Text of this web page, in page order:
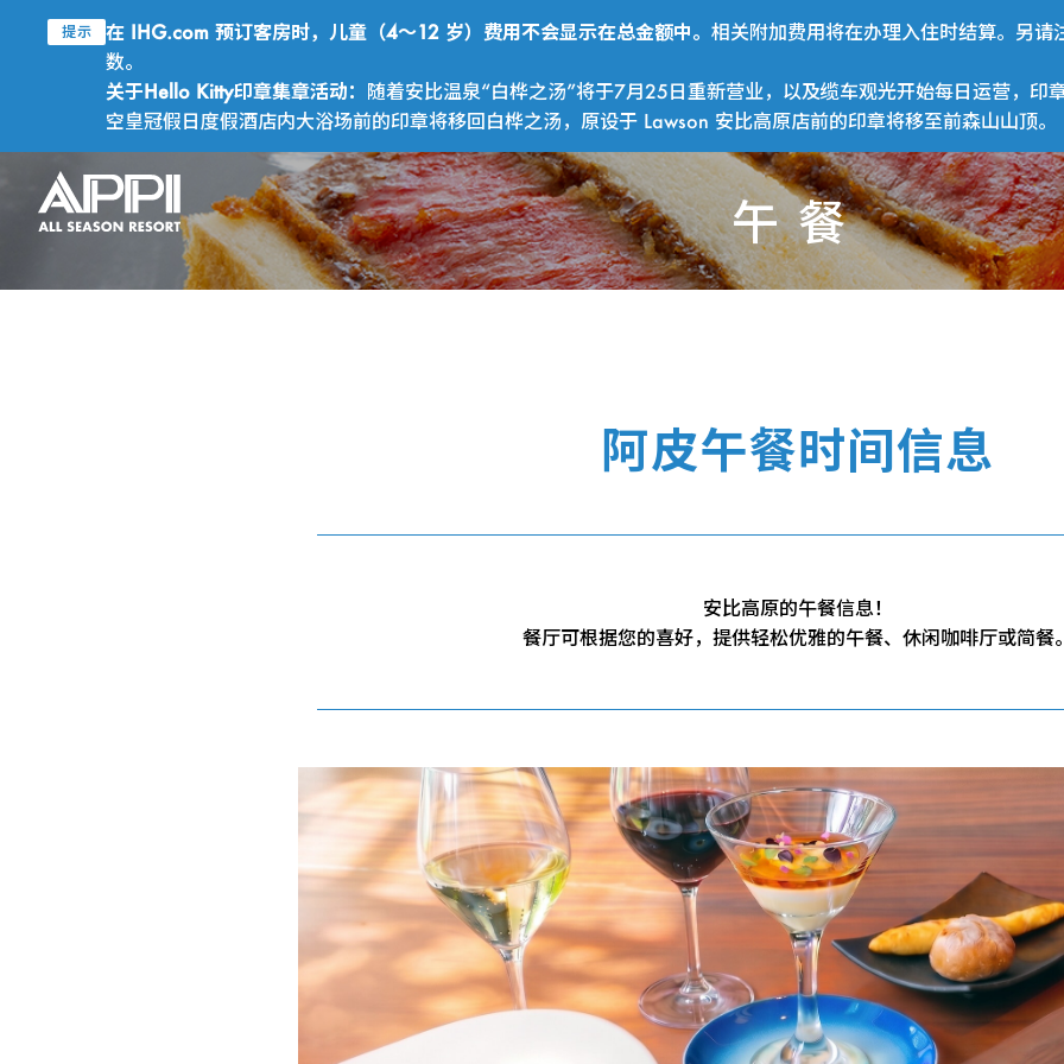
提示 在 IHG.com 预订客房时，儿童（4～12 岁）费用不会显示在总金额中。相关附加费用将在办理入住时结算。另
数。
关于Hello Kitty印章集章活动： 随着安比温泉“白桦之汤”将于7月25日重新营业，以及缆车观光开始每日运营，
空皇冠假日度假酒店内大浴场前的印章将移回白桦之汤，原设于 Lawson 安比高原店前的印章将移至前森山山顶。
午餐
阿皮午餐时间信息
安比高原的午餐信息！
餐厅可根据您的喜好，提供轻松优雅的午餐、休闲咖啡厅或简餐